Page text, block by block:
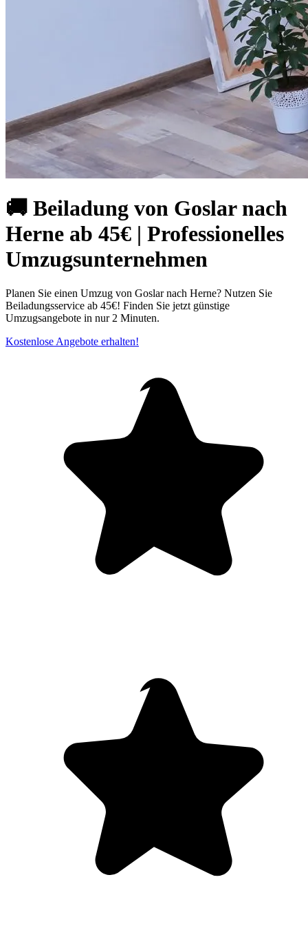
🚚 Beiladung von Goslar nach
Herne ab 45€ | Professionelles
Umzugsunternehmen
Planen Sie einen Umzug von Goslar nach Herne? Nutzen Sie
Beiladungsservice ab 45€! Finden Sie jetzt günstige
Umzugsangebote in nur 2 Minuten.
Kostenlose Angebote erhalten!